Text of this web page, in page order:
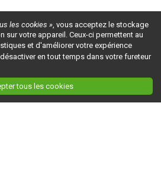
les cookies », vous acceptez le stockage
sur votre appareil. Ceux-ci permettent au
et d'améliorer votre expérience
en tout temps dans votre fureteur
tous les cookies